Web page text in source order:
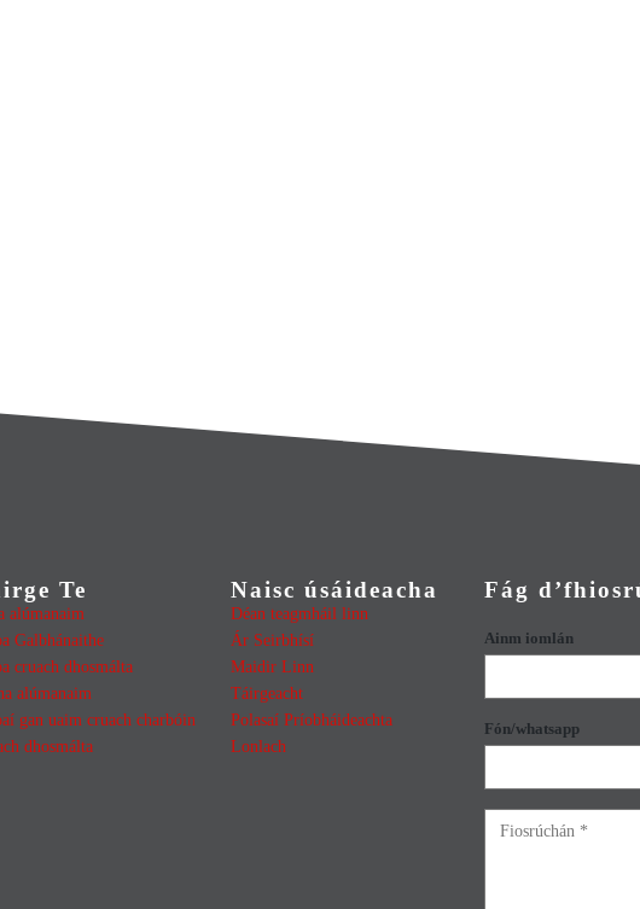
Te
alúmanaim
Galbhánaithe
cruach dhosmálta
alúmanaim
gan uaim cruach charbóin
dhosmálta
Naisc úsáideacha
Déan teagmháil linn
Ár Seirbhísí
Maidir Linn
Táirgeacht
Polasaí Príobháideachta
Lonlach
Fág
Ainm iomlán
Fón/whatsapp